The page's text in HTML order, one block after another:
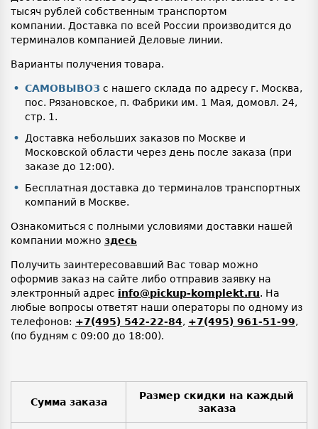
тысяч рублей собственным транспортом
компании. Доставка по всей России производится до
терминалов компанией Деловые линии.
Варианты получения товара.
САМОВЫВОЗ с нашего склада по адресу г. Москва,
пос. Рязановское, п. Фабрики им. 1 Мая, домовл. 24,
стр. 1.
Доставка небольших заказов по Москве и
Московской области через день после заказа (при
заказе до 12:00).
Бесплатная доставка до терминалов транспортных
компаний в Москве.
Ознакомиться с полными условиями доставки нашей
компании можно здесь
Получить заинтересовавший Вас товар можно
оформив заказ на сайте либо отправив заявку на
электронный адрес info@pickup-komplekt.ru. На
любые вопросы ответят наши операторы по одному из
телефонов: +7(495) 542-22-84, +7(495) 961-51-99,
(по будням с 09:00 до 18:00).
Сумма заказа
Размер скидки на каждый
заказа